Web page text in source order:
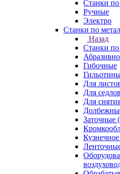
Станки
Ручные
Электро
Станки по
Назад
Станки по
Гибочные
Для
Для
Для
Заточные